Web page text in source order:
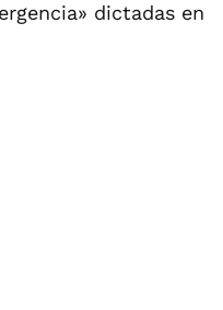
dictadas en